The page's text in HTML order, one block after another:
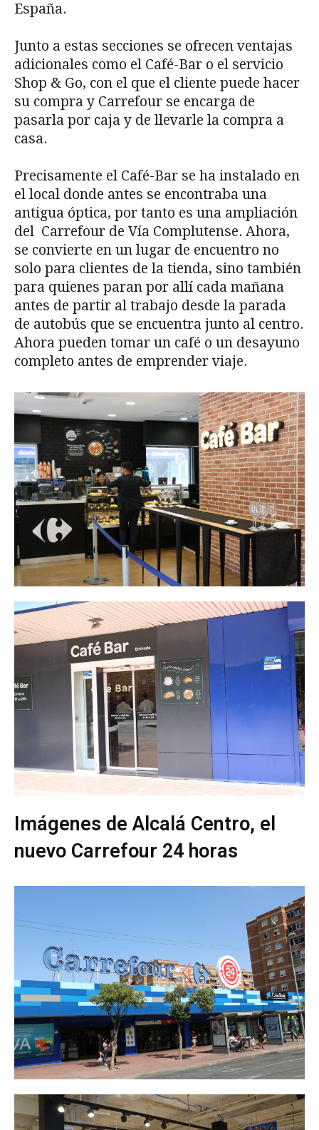
España.
Junto a estas secciones se ofrecen ventajas
adicionales como el Café-Bar o el servicio
Shop & Go, con el que el cliente puede hacer
su compra y Carrefour se encarga de
pasarla por caja y de llevarle la compra a
casa.
Precisamente el Café-Bar se ha instalado en
el local donde antes se encontraba una
antigua óptica, por tanto es una ampliación
del Carrefour de Vía Complutense. Ahora,
se convierte en un lugar de encuentro no
solo para clientes de la tienda, sino también
para quienes paran por allí cada mañana
antes de partir al trabajo desde la parada
de autobús que se encuentra junto al centro.
Ahora pueden tomar un café o un desayuno
completo antes de emprender viaje.
Imágenes de Alcalá Centro, el
nuevo Carrefour 24 horas